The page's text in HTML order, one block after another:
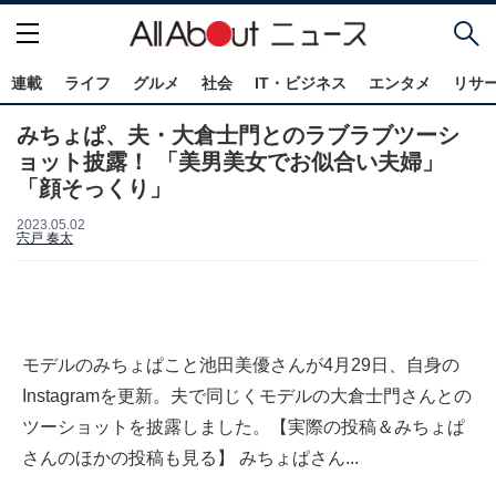
連載 ライフ グルメ 社会 IT・ビジネス エンタメ リサ
みちょぱ、夫・大倉士門とのラブラブツーシ
ョット披露！ 「美男美女でお似合い夫婦」
「顔そっくり」
2023.05.02
宍戸 奏太
モデルのみちょぱこと池田美優さんが4月29日、自身の
Instagramを更新。夫で同じくモデルの大倉士門さんとの
ツーショットを披露しました。【実際の投稿＆みちょぱ
さんのほかの投稿も見る】 みちょぱさん...